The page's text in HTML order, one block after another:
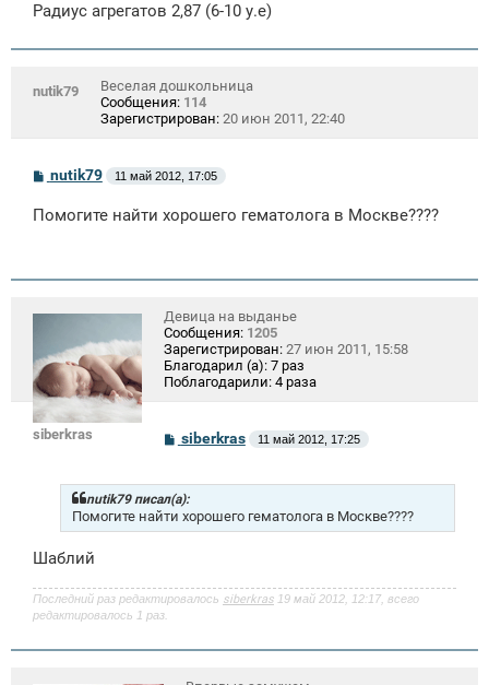
Радиус агрегатов 2,87 (6-10 у.е)
nutik79
Веселая дошкольница
Сообщения: 114
Зарегистрирован: 20 июн 2011, 22:40
С
б
и
nutik79 11 май 2012, 17:05
Помогите найти хорошего гематолога в Москве????
siberkras
Девица на выданье
Сообщения: 1205
Зарегистрирован: 27 июн 2011, 15:58
Благодарил (а): 7 раз
Поблагодарили: 4 раза
С
б
щ
е
н
siberkras 11 май 2012, 17:25
nutik79 писал(а):
Помогите найти хорошего гематолога в Москве????
Шаблий
Последний раз редактировалось siberkras 19 май 2012, 12:17, всего
редактировалось 1 раз.